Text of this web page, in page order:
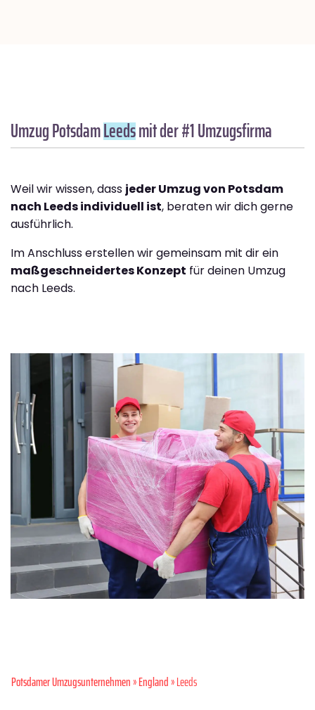
Umzug PotsdamLeedsmit der #1 Umzugsfirma
Weil wir wissen, dass jeder Umzug von Potsdam
nach Leeds individuell ist, beraten wir dich gerne
ausführlich.
Im Anschluss erstellen wir gemeinsam mit dir ein
maßgeschneidertes Konzept für deinen Umzug
nach Leeds.
Potsdamer Umzugsunternehmen»England» Leeds